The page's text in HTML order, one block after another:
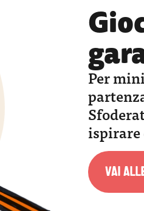
Per
ispirare
VAI